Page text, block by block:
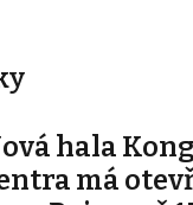
hala
má